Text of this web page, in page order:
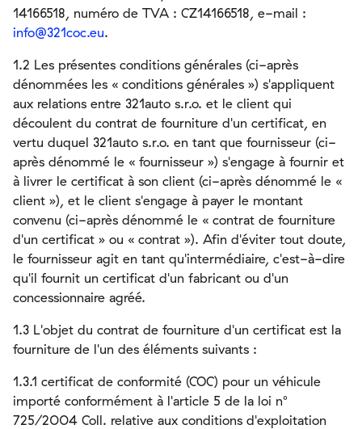
14166518, numéro de TVA : CZ14166518, e-mail :
info@321coc.eu.
1.2 Les présentes conditions générales (ci-après
dénommées les « conditions générales ») s'appliquent
aux relations entre 321auto s.r.o. et le client qui
découlent du contrat de fourniture d'un certificat, en
vertu duquel 321auto s.r.o. en tant que fournisseur (ci-
après dénommé le « fournisseur ») s'engage à fournir et
à livrer le certificat à son client (ci-après dénommé le «
client »), et le client s'engage à payer le montant
convenu (ci-après dénommé le « contrat de fourniture
d'un certificat » ou « contrat »). Afin d'éviter tout doute,
le fournisseur agit en tant qu'intermédiaire, c'est-à-dire
qu'il fournit un certificat d'un fabricant ou d'un
concessionnaire agréé.
1.3 L'objet du contrat de fourniture d'un certificat est la
fourniture de l'un des éléments suivants :
1.3.1 certificat de conformité (COC) pour un véhicule
importé conformément à l'article 5 de la loi n°
725/2004 Coll. relative aux conditions d'exploitation